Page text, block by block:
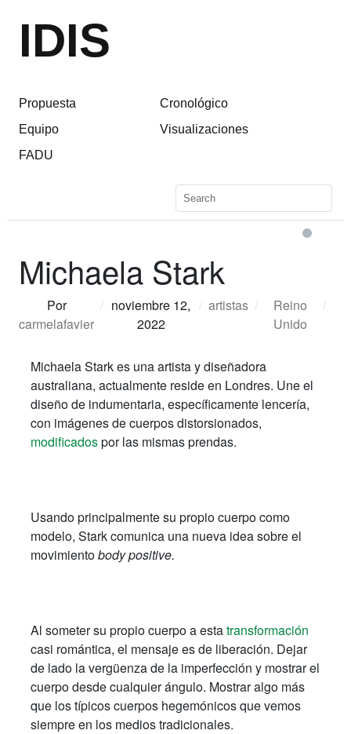
IDIS
Propuesta
Equipo
FADU
Cronológico
Visualizaciones
Michaela Stark
Por
carmelafavier
/ noviembre 12,
2022
/ artistas /
Reino
Unido
/
Michaela Stark es una artista y diseñadora
australiana, actualmente reside en Londres. Une el
diseño de indumentaria, específicamente lencería,
con imágenes de cuerpos distorsionados,
modificadospor las mismas prendas.
Usando principalmente su propio cuerpo como
modelo, Stark comunica una nueva idea sobre el
movimientobody positive.
Al someter su propio cuerpo a estatransformación
casi romántica, el mensaje es de liberación. Dejar
de lado la vergüenza de la imperfección y mostrar el
cuerpo desde cualquier ángulo. Mostrar algo más
que los típicos cuerpos hegemónicos que vemos
siempre en los medios tradicionales.